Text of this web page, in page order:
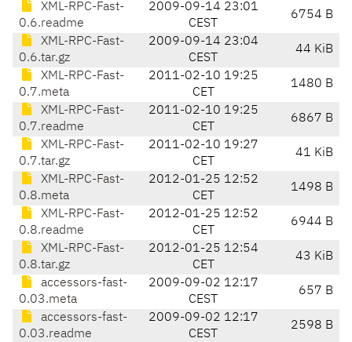
XML-RPC-Fast-
0.6.readme
2009-09-14 23:01
CEST
6754 B
XML-RPC-Fast-
0.6.tar.gz
2009-09-14 23:04
CEST
44 KiB
XML-RPC-Fast-
0.7.meta
2011-02-10 19:25
CET
1480 B
XML-RPC-Fast-
0.7.readme
2011-02-10 19:25
CET
6867 B
XML-RPC-Fast-
0.7.tar.gz
2011-02-10 19:27
CET
41 KiB
XML-RPC-Fast-
0.8.meta
2012-01-25 12:52
CET
1498 B
XML-RPC-Fast-
0.8.readme
2012-01-25 12:52
CET
6944 B
XML-RPC-Fast-
0.8.tar.gz
2012-01-25 12:54
CET
43 KiB
accessors-fast-
0.03.meta
2009-09-02 12:17
CEST
657 B
accessors-fast-
0.03.readme
2009-09-02 12:17
CEST
2598 B